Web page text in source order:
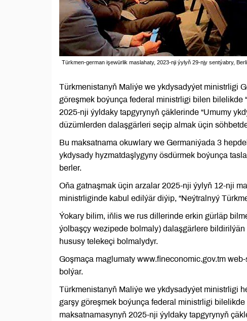
Türkmen-german işewürlik maslahaty, 2023-nji ýylyň 29-njy sentýabry,
Türkmenistanyň Maliýe we ykdysadyýet ministrligi
göreşmek boýunça federal ministrligi bilen bilelikde
2025-nji ýyldaky tapgyrynyň çäklerinde “Umumy
düzümlerden dalaşgärleri seçip almak üçin
Bu maksatnama okuwlary we Germaniýada 3
ykdysady hyzmatdaşlygyny ösdürmek boýunça
berler.
Oňa gatnaşmak üçin arzalar 2025-nji ýylyň 12-nji
ministrliginde kabul edilýär diýip, “Neýtralnyý
Ýokary bilim, iňlis we rus dillerinde erkin gürläp
ýolbaşçy wezipede bolmaly) dalaşgärlere
hususy telekeçi bolmalydyr.
Goşmaça maglumaty www.fineconomic.gov.tm
bolýar.
Türkmenistanyň Maliýe we ykdysadyýet ministrligi
garşy göreşmek boýunça federal ministrligi
maksatnamasynyň 2025-nji ýyldaky tapgyrynyň